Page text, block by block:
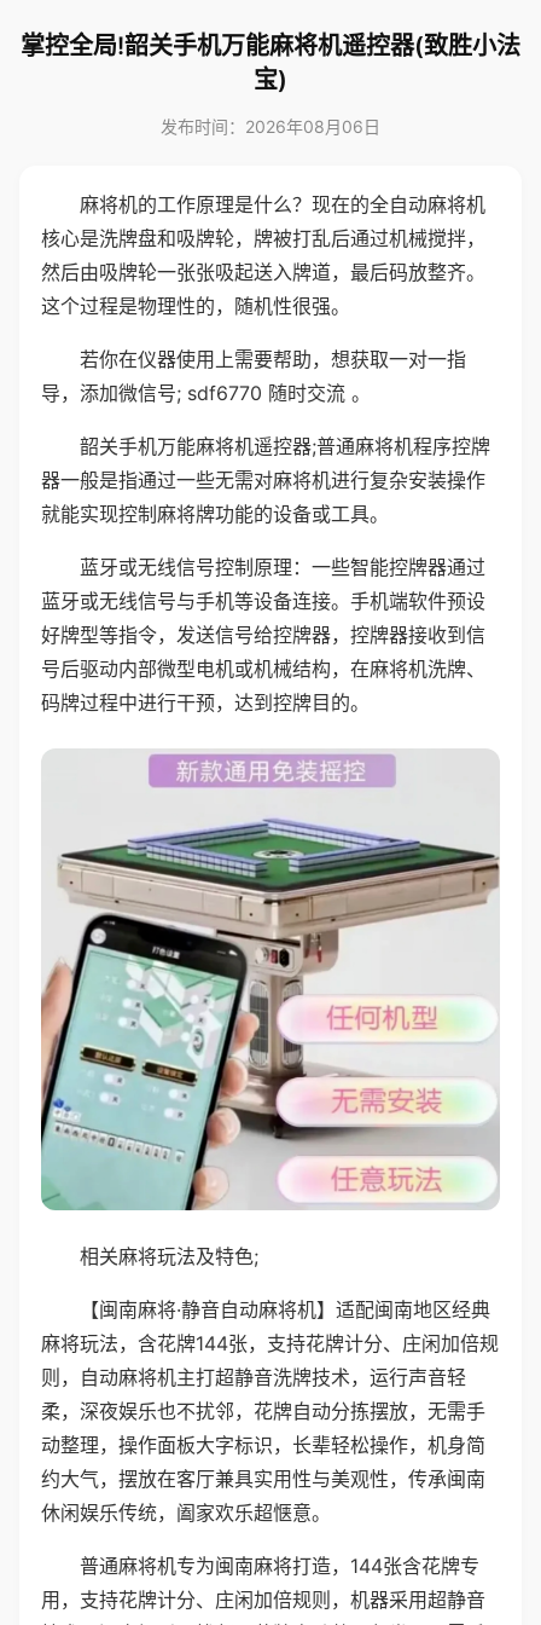
掌控全局!韶关手机万能麻将机遥控器(致胜小法
宝)
发布时间：2026年08月06日
麻将机的工作原理是什么？现在的全自动麻将机
核心是洗牌盘和吸牌轮，牌被打乱后通过机械搅拌，
然后由吸牌轮一张张吸起送入牌道，最后码放整齐。
这个过程是物理性的，随机性很强。
若你在仪器使用上需要帮助，想获取一对一指
导，添加微信号; sdf6770 随时交流 。
韶关手机万能麻将机遥控器;普通麻将机程序控牌
器一般是指通过一些无需对麻将机进行复杂安装操作
就能实现控制麻将牌功能的设备或工具。
蓝牙或无线信号控制原理：一些智能控牌器通过
蓝牙或无线信号与手机等设备连接。手机端软件预设
好牌型等指令，发送信号给控牌器，控牌器接收到信
号后驱动内部微型电机或机械结构，在麻将机洗牌、
码牌过程中进行干预，达到控牌目的。
相关麻将玩法及特色;
【闽南麻将·静音自动麻将机】适配闽南地区经典
麻将玩法，含花牌144张，支持花牌计分、庄闲加倍规
则，自动麻将机主打超静音洗牌技术，运行声音轻
柔，深夜娱乐也不扰邻，花牌自动分拣摆放，无需手
动整理，操作面板大字标识，长辈轻松操作，机身简
约大气，摆放在客厅兼具实用性与美观性，传承闽南
休闲娱乐传统，阖家欢乐超惬意。
普通麻将机专为闽南麻将打造，144张含花牌专
用，支持花牌计分、庄闲加倍规则，机器采用超静音